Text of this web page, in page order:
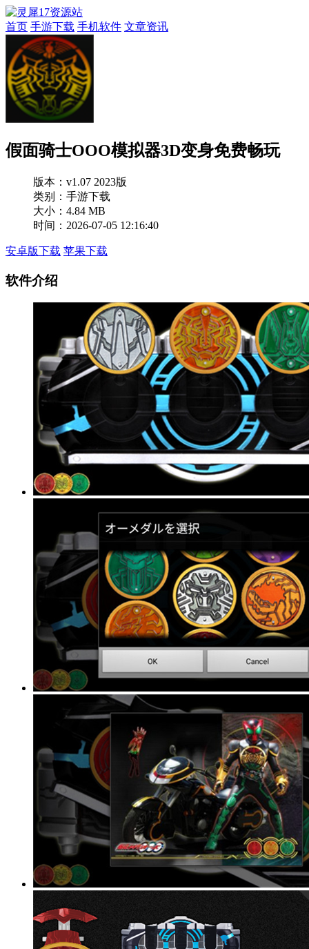
首页 手游下载 手机软件 文章资讯
假面骑士OOO模拟器3D变身免费畅玩
版本： v1.07 2023版
类别：手游下载
大小：4.84 MB
时间：2026-07-05 12:16:40
安卓版下载 苹果下载
软件介绍